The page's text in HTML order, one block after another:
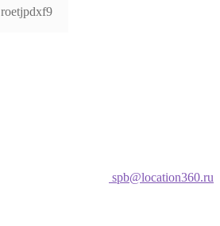
roetjpdxf9
spb@location360.ru